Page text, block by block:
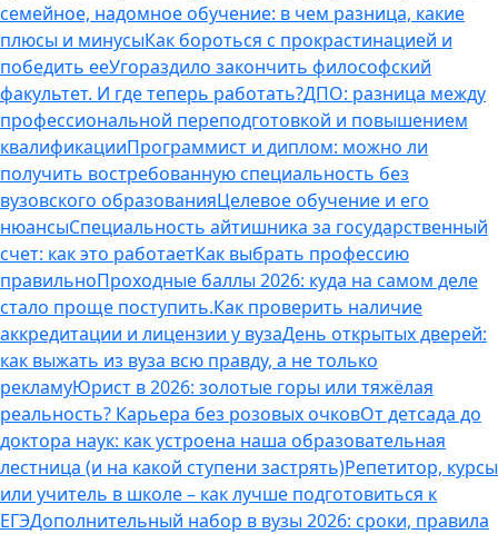
семейное, надомное обучение: в чем разница, какие
плюсы и минусыКак бороться с прокрастинацией и
победить ееУгораздило закончить философский
факультет. И где теперь работать?ДПО: разница между
профессиональной переподготовкой и повышением
квалификацииПрограммист и диплом: можно ли
получить востребованную специальность без
вузовского образованияЦелевое обучение и его
нюансыСпециальность айтишника за государственный
счет: как это работаетКак выбрать профессию
правильноПроходные баллы 2026: куда на самом деле
стало проще поступить.Как проверить наличие
аккредитации и лицензии у вузаДень открытых дверей:
как выжать из вуза всю правду, а не только
рекламуЮрист в 2026: золотые горы или тяжёлая
реальность? Карьера без розовых очковОт детсада до
доктора наук: как устроена наша образовательная
лестница (и на какой ступени застрять)Репетитор, курсы
или учитель в школе – как лучше подготовиться к
ЕГЭДополнительный набор в вузы 2026: сроки, правила